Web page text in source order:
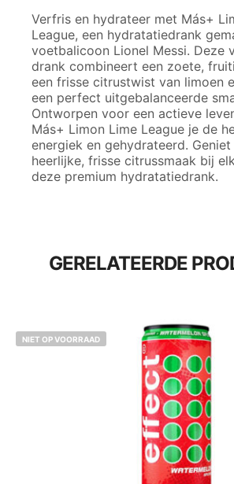
Verfris en hydrateer met Más+
League, een hydratatiedrank
voetbalicoon Lionel Messi. Deze
drank combineert een zoete,
een frisse citrustwist van limoen
een perfect uitgebalanceerde
Ontworpen voor een actieve
Más+ Limon Lime League je de
energiek en gehydrateerd.
heerlijke, frisse citrussmaak bij
deze premium hydratatiedrank.
GERELATEERDE
NIET OP VOORRAAD